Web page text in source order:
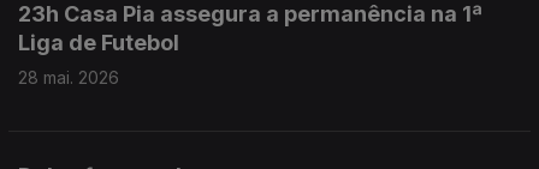
23h Casa Pia assegura a permanência na 1ª
Liga de Futebol
28 mai. 2026